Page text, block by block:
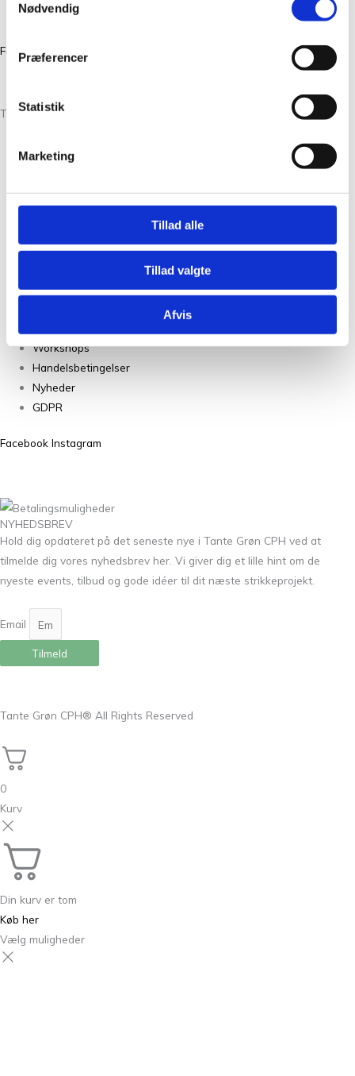
Nødvendig
Præferencer
Statistik
Marketing
Tillad alle
Tillad valgte
Afvis
CVR 39386046
Facebook
Tante Grøn CPH® All Rights Reserved
DK-1860 Frederiksberg
CVR 46618637
Om Os
Workshops
Handelsbetingelser
Nyheder
GDPR
Facebook Instagram
NYHEDSBREV
Hold dig opdateret på det seneste nye i Tante Grøn CPH ved at
tilmelde dig vores nyhedsbrev her. Vi giver dig et lille hint om de
nyeste events, tilbud og gode idéer til dit næste strikkeprojekt.
Email
Tilmeld
Tante Grøn CPH® All Rights Reserved
0
Kurv
Din kurv er tom
Køb her
Vælg muligheder